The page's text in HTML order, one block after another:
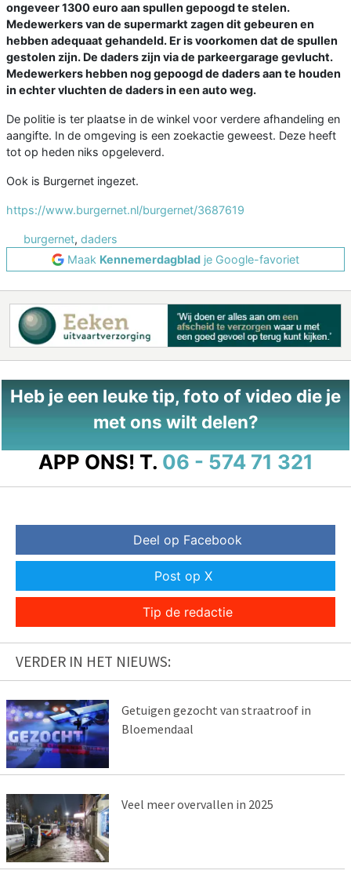
ongeveer 1300 euro aan spullen gepoogd te stelen.
Medewerkers van de supermarkt zagen dit gebeuren en
hebben adequaat gehandeld. Er is voorkomen dat de spullen
gestolen zijn. De daders zijn via de parkeergarage gevlucht.
Medewerkers hebben nog gepoogd de daders aan te houden
in echter vluchten de daders in een auto weg.
De politie is ter plaatse in de winkel voor verdere afhandeling en
aangifte. In de omgeving is een zoekactie geweest. Deze heeft
tot op heden niks opgeleverd.
Ook is Burgernet ingezet.
https://www.burgernet.nl/burgernet/3687619
burgernet, daders
Maak Kennemerdagblad je Google-favoriet
Heb je een leuke tip, foto of video die je
met ons wilt delen?
APP ONS! T. 06 - 574 71 321
Deel op Facebook
Post op X
Tip de redactie
VERDER IN HET NIEUWS:
Getuigen gezocht van straatroof in
Bloemendaal
Veel meer overvallen in 2025